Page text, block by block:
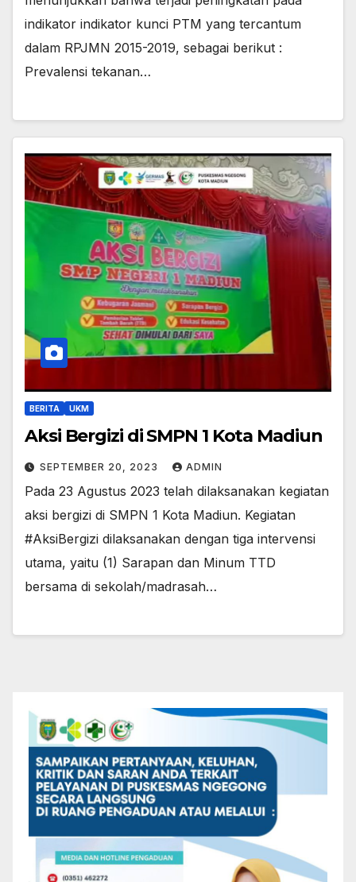
indikator indikator kunci PTM yang tercantum
dalam RPJMN 2015-2019, sebagai berikut :
Prevalensi tekanan…
BERITA UKM
Aksi Bergizi di SMPN 1 Kota Madiun
SEPTEMBER 20, 2023 ADMIN
Pada 23 Agustus 2023 telah dilaksanakan kegiatan
aksi bergizi di SMPN 1 Kota Madiun. Kegiatan
#AksiBergizi dilaksanakan dengan tiga intervensi
utama, yaitu (1) Sarapan dan Minum TTD
bersama di sekolah/madrasah…